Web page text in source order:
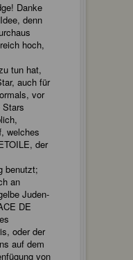
Danke
denn
hoch,
tun hat,
auch für
vor
Stars
welches
der
benutzt;
an
Juden-
DE
oder der
auf dem
von